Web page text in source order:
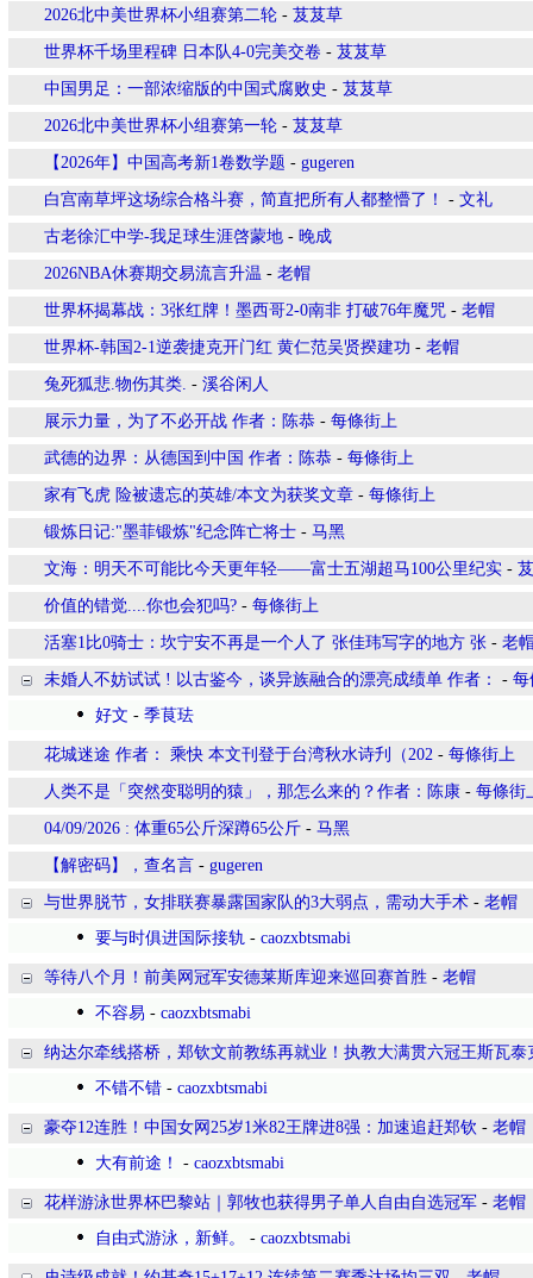
2026北中美世界杯小组赛第二轮 - 芨芨草
世界杯千场里程碑 日本队4-0完美交卷 - 芨芨草
中国男足：一部浓缩版的中国式腐败史 - 芨芨草
2026北中美世界杯小组赛第一轮 - 芨芨草
【2026年】中国高考新1卷数学题 - gugeren
白宫南草坪这场综合格斗赛，简直把所有人都整懵了！ - 文礼
古老徐汇中学-我足球生涯啓蒙地 - 晚成
2026NBA休赛期交易流言升温 - 老帽
世界杯揭幕战：3张红牌！墨西哥2-0南非 打破76年魔咒 - 老帽
世界杯-韩国2-1逆袭捷克开门红 黄仁范吴贤揆建功 - 老帽
兔死狐悲.物伤其类. - 溪谷闲人
展示力量，为了不必开战 作者：陈恭 - 每條街上
武德的边界：从德国到中国 作者：陈恭 - 每條街上
家有飞虎 险被遗忘的英雄/本文为获奖文章 - 每條街上
锻炼日记:"墨菲锻炼"纪念阵亡将士 - 马黑
文海：明天不可能比今天更年轻——富士五湖超马100公里纪实 -
价值的错觉....你也会犯吗? - 每條街上
活塞1比0骑士：坎宁安不再是一个人了 张佳玮写字的地方 张 - 老
未婚人不妨试试 ! 以古鉴今，谈异族融合的漂亮成绩单 作者： - 每
好文 - 季茛珐
花城迷途 作者： 乘快 本文刊登于台湾秋水诗刋（202 - 每條街上
人类不是「突然变聪明的猿」，那怎么来的？作者：陈康 - 每條街
04/09/2026 : 体重65公斤深蹲65公斤 - 马黑
【解密码】，查名言 - gugeren
与世界脱节，女排联赛暴露国家队的3大弱点，需动大手术 - 老帽
要与时俱进国际接轨 - caozxbtsmabi
等待八个月！前美网冠军安德莱斯库迎来巡回赛首胜 - 老帽
不容易 - caozxbtsmabi
纳达尔牵线搭桥，郑钦文前教练再就业！执教大满贯六冠王斯瓦泰
不错不错 - caozxbtsmabi
豪夺12连胜！中国女网25岁1米82王牌进8强：加速追赶郑钦 - 老帽
大有前途！
- caozxbtsmabi
花样游泳世界杯巴黎站｜郭牧也获得男子单人自由自选冠军 - 老帽
自由式游泳，新鲜。
- caozxbtsmabi